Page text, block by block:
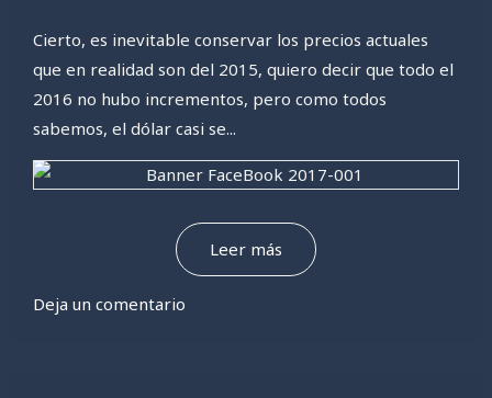
Cierto, es inevitable conservar los precios actuales
que en realidad son del 2015, quiero decir que todo el
2016 no hubo incrementos, pero como todos
sabemos, el dólar casi se...
Leer más
Deja un comentario